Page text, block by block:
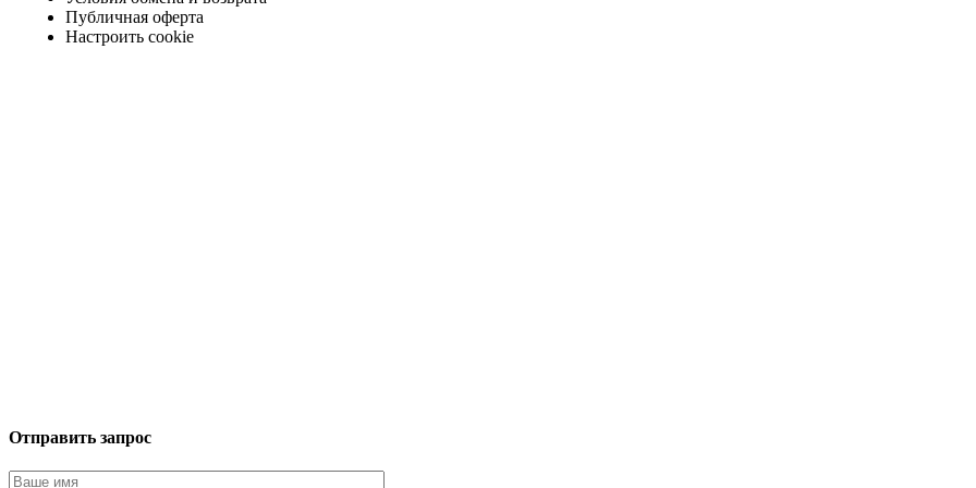
Публичная оферта
Настроить cookie
Отправить запрос